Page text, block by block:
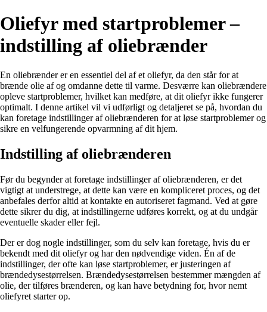
Oliefyr med startproblemer –
indstilling af oliebrænder
En oliebrænder er en essentiel del af et oliefyr, da den står for at
brænde olie af og omdanne dette til varme. Desværre kan oliebrændere
opleve startproblemer, hvilket kan medføre, at dit oliefyr ikke fungerer
optimalt. I denne artikel vil vi udførligt og detaljeret se på, hvordan du
kan foretage indstillinger af oliebrænderen for at løse startproblemer og
sikre en velfungerende opvarmning af dit hjem.
Indstilling af oliebrænderen
Før du begynder at foretage indstillinger af oliebrænderen, er det
vigtigt at understrege, at dette kan være en kompliceret proces, og det
anbefales derfor altid at kontakte en autoriseret fagmand. Ved at gøre
dette sikrer du dig, at indstillingerne udføres korrekt, og at du undgår
eventuelle skader eller fejl.
Der er dog nogle indstillinger, som du selv kan foretage, hvis du er
bekendt med dit oliefyr og har den nødvendige viden. Én af de
indstillinger, der ofte kan løse startproblemer, er justeringen af
brændedysestørrelsen. Brændedysestørrelsen bestemmer mængden af
olie, der tilføres brænderen, og kan have betydning for, hvor nemt
oliefyret starter op.